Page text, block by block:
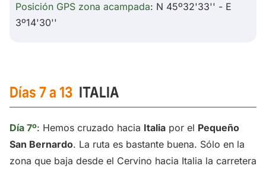
Posición GPS zona acampada: N 45º32'33'' - E
3º14'30''
Días 7 a 13 ITALIA
Día 7º: Hemos cruzado hacia Italia por el Pequeño
San Bernardo. La ruta es bastante buena. Sólo en la
zona que baja desde el Cervino hacia Italia la carretera